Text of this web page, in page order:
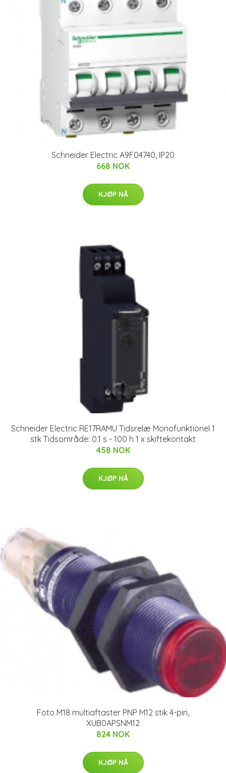
Schneider Electric A9F04740, IP20
668 NOK
KJØP NÅ
Schneider Electric RE17RAMU Tidsrelæ Monofunktionel 1
stk Tidsområde: 0.1 s - 100 h 1 x skiftekontakt
458 NOK
KJØP NÅ
Foto M18 multiaftaster PNP M12 stik 4-pin,
XUB0APSNM12
824 NOK
KJØP NÅ